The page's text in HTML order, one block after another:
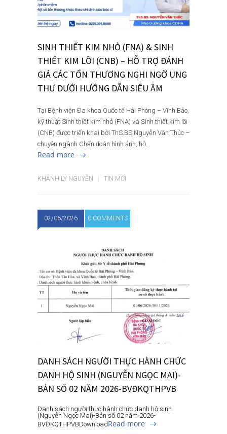
SINH THIẾT KIM NHỎ (FNA) & SINH
THIẾT KIM LÕI (CNB) – HỖ TRỢ ĐÁNH
GIÁ CÁC TỔN THƯƠNG NGHI NGỜ UNG
THƯ DƯỚI HƯỚNG DẪN SIÊU ÂM
Tại Bệnh viện Đa khoa Quốc tế Hải Phòng – Vĩnh Bảo,
kỹ thuật Sinh thiết kim nhỏ (FNA) và Sinh thiết kim lõi
(CNB) được triển khai bởi ThS.BS Nguyễn Văn Thúc –
chuyên ngành Chẩn đoán hình ảnh, hỗ…
Read more
KHÁNH LY NGUYỄN TIN MỚI
02/06/2026 0 COMMENTS
DANH SÁCH NGƯỜI THỰC HÀNH CHỨC
DANH HỘ SINH (NGUYỄN NGỌC MAI)-
BẢN SỐ 02 NĂM 2026-BVĐKQTHPVB
Danh sách người thực hành chức danh hộ sinh
(Nguyễn Ngọc Mai)-Bản số 02 năm 2026-
BVĐKQTHPVBDownloadRead more